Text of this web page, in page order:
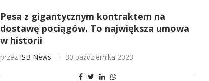
Pesa z gigantycznym kontraktem na
dostawę pociągów. To największa umowa
w historii
przez ISB News 30 października 2023